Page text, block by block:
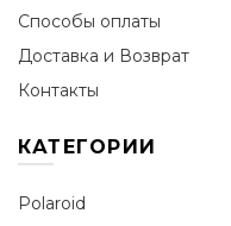
Способы оплаты
Доставка и Возврат
Контакты
КАТЕГОРИИ
Polaroid